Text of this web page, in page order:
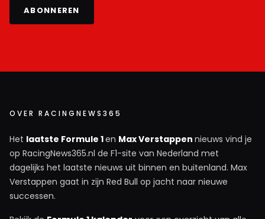
ABONNEREN
OVER RACINGNEWS365
Het laatste Formule 1en Max Verstappen nieuws vind je
op RacingNews365.nl de F1-site van Nederland met
dagelijks het laatste nieuws uit binnen en buitenland. Max
Verstappen gaat in zijn Red Bull op jacht naar nieuwe
successen.